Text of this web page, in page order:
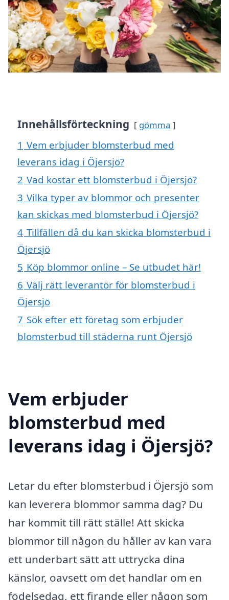
Innehållsförteckning gömma
1 Vem erbjuder blomsterbud med
leverans idag i Öjersjö?
2 Vad kostar ett blomsterbud i Öjersjö?
3 Vilka typer av blommor och presenter
kan skickas med blomsterbud i Öjersjö?
4 Tillfällen då du kan skicka blomsterbud i
Öjersjö
5 Köp blommor online – Se utbudet här!
6 Välj rätt leverantör för blomsterbud i
Öjersjö
7 Sök efter ett företag som erbjuder
blomsterbud till städerna runt Öjersjö
Vem erbjuder
blomsterbud med
leverans idag i Öjersjö?
Letar du efter blomsterbud i Öjersjö som
kan leverera blommor samma dag? Du
har kommit till rätt ställe! Att skicka
blommor till någon du håller av kan vara
ett underbart sätt att uttrycka dina
känslor, oavsett om det handlar om en
födelsedag, ett firande eller någon som